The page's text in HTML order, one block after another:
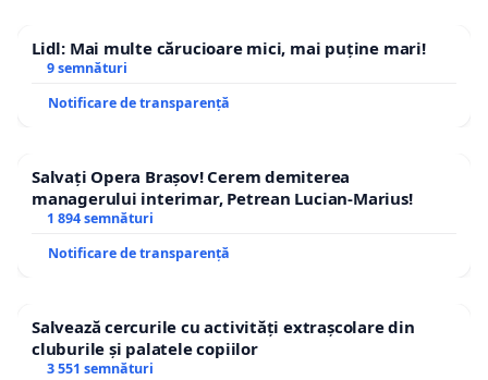
Lidl: Mai multe cărucioare mici, mai puține mari!
9 semnături
Notificare de transparență
Salvați Opera Brașov! Cerem demiterea
managerului interimar, Petrean Lucian-Marius!
1 894 semnături
Notificare de transparență
Salvează cercurile cu activități extrașcolare din
cluburile și palatele copiilor
3 551 semnături